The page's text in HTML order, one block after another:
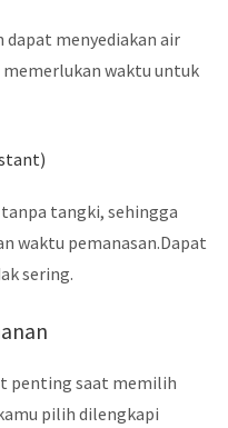
menyediakan air
waktu untuk
tangki, sehingga
waktu pemanasan.Dapat
sering.
penting saat memilih
pilih dilengkapi